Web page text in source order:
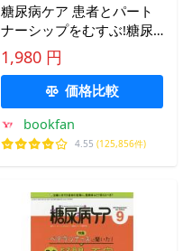
糖尿病ケア 患者とパート
ナーシップをむすぶ!糖尿
病スタッフ応援専門誌
Vol.14No.2(2017-2)
1,980 円
価格比較
bookfan
4.55 (125,856件)